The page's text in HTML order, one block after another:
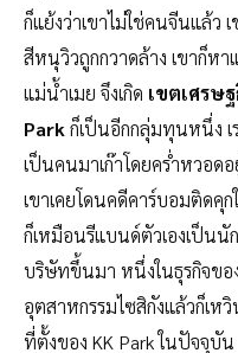
ก็แย้งว่าเขาไม่ใช่คนจีนแล้ว
สีหนุวิวถูกกวาดล้าง เขาก็ห
แม่น้ำเมย จึงเกิด เขตเศรษ
Park ก็เป็นอีกกลุ่มทุนหนึ่ง เ
เป็นคนมาเก๊าโดยคร่ำหวอ
เขาเคยโดนคดีคาร์บอมติดคุ
ก็เหมือนรีแบนด์ตัวเองเป็นนั
บริษัทขึ้นมา หนึ่งในธุรกิจขอ
อุตสาหกรรมไซสิกังแล้วก็เ
ที่ตั้งของ KK Park ในปัจจุบัน